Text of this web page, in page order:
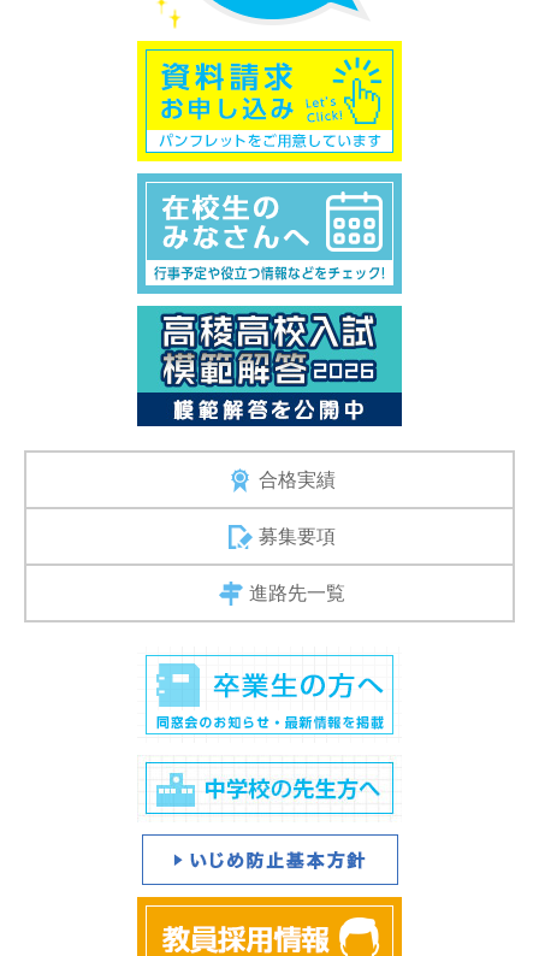
合格実績
募集要項
進路先一覧